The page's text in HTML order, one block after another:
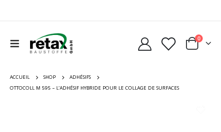
0
ACCUEIL SHOP
ADHÉSIFS
OTTOCOLL M 595 – L’ADHÉSIF HYBRIDE POUR LE COLLAGE DE SURFACES